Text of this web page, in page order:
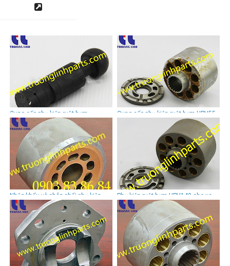
Cung cấp phụ kiện ruột bơm
HPVO91 cho xe đào EX100-3/
EX120-3/ EX200-3/EX220-3
Cung cấp phụ kiện ruột bơm HPV55
cho xe đào Komatsu PC100-
3/5,PC120-3/5, PW130-3/5.
Nhập khẩu và phân phối phụ kiện
ruột bơm K3V180 cho xe đào R360/
R420/SK400/ R290/ R300/ S300/
S330/ S450/ SE350
Phụ kiện ruột bơm HPV140 cho xe
đào PC300-7, PC350-7, PC360-7